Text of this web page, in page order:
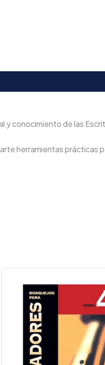
y conocimiento de las
herramientas prácticas
$89.900.